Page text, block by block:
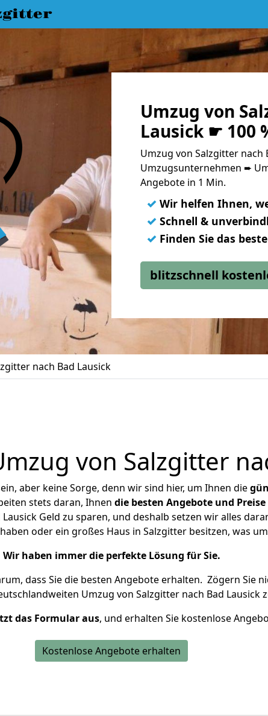
Umzug von
Lausick ☛ 100
Umzug von Salzgitter nach
Umzugsunternehmen ➨
Angebote in 1 Min.
✓ Wir helfen Ihnen,
✓ Schnell &
✓ Finden Sie das
blitzschnell
nach Bad Lausick
von Salzgitter
aber keine Sorge, denn wir sind hier, um Ihnen die
stets daran, Ihnen die besten Angebote und Preise
Geld zu sparen, und deshalb setzen wir alles
oder ein großes Haus in Salzgitter besitzen, was
Wir haben immer die perfekte Lösung für Sie.
dass Sie die besten Angebote erhalten. Zögern Sie
Umzug von Salzgitter nach Bad Lausick
das Formular aus, und erhalten Sie kostenlose
Kostenlose Angebote erhalten